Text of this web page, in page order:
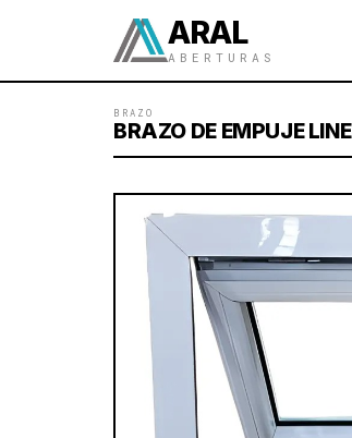
ARAL
ABERTURAS
BRAZO
BRAZO DE EMPUJE